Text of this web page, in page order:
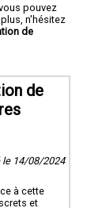
pouvez
n'hésitez
de
de
le 14/08/2024
à cette
et